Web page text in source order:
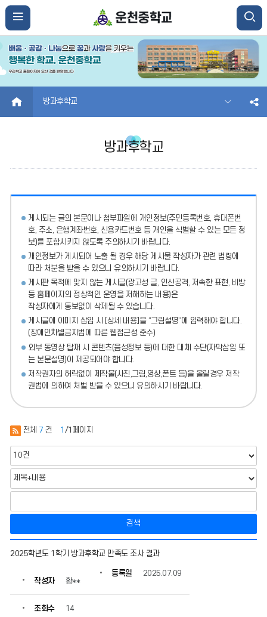
HOME 방과후학교
방과후학교
게시되는 글의 본문이나 첨부파일에
개인정보(주민등록번호, 휴대폰번
호, 주소, 은행계좌번호, 신용카드번호 등 개인을 식별할 수 있는 모든 정
보)를 포함시키지 않도록 주의하시기 바랍니다.
개인정보가 게시되어 노출 될 경우 해당 게시물 작성자가 관련 법령에
따라 처분을 받을 수 있으니 유의하시기 바랍니다.
게시판 목적에 맞지 않는 게시글(광고성 글, 인신공격, 저속한 표현, 비방
등 홈페이지의 정상적인 운영을 저해하는 내용)은
작성자에게 통보없이 삭제될 수 있습니다.
게시글에 이미지 삽입 시 [상세 내용]을 “그림설명”에 입력해야 합니다.
(장애인차별금지법에 따른 웹접근성 준수)
외부 동영상 탑재 시 콘텐츠(음성정보 등)에 대한 대체 수단(자막삽입 또
는 본문설명)이 제공되어야 합니다.
저작권자의 허락없이 제작물(사진,그림,영상,폰트 등)을 올릴경우 저작
권법에 의하여 처벌 받을 수 있으니 유의하시기 바랍니다.
전체 7 건 1 /1페이지
검색
과
교
2025학년도 1학기 방과후학교 만족도 조사 결과
작성자 황**
등록일 2025.07.09
조회수 14